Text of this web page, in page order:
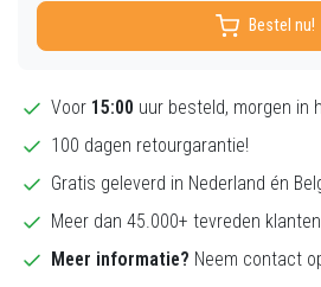
Bestel nu!
Voor 15:00 uur besteld, morgen in
100 dagen retourgarantie!
Gratis geleverd in Nederland én
Meer dan 45.000+ tevreden klanten
Meer informatie? Neem contact